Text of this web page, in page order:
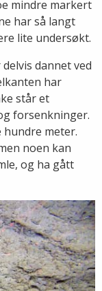
mindre markert
har så langt
lite undersøkt.
dannet ved
har
står et
forsenkninger.
hundre meter.
noen kan
og ha gått